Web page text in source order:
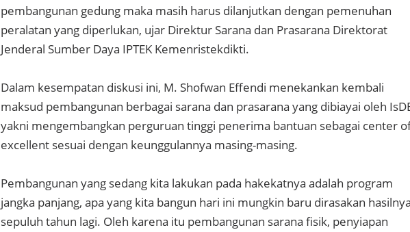
pembangunan gedung maka masih harus dilanjutkan dengan pemenuhan
peralatan yang diperlukan, ujar Direktur Sarana dan Prasarana Direktorat
Jenderal Sumber Daya IPTEK Kemenristekdikti.
Dalam kesempatan diskusi ini, M. Shofwan Effendi menekankan kembali
maksud pembangunan berbagai sarana dan prasarana yang dibiayai oleh
yakni mengembangkan perguruan tinggi penerima bantuan sebagai center
excellent sesuai dengan keunggulannya masing-masing.
Pembangunan yang sedang kita lakukan pada hakekatnya adalah program
jangka panjang, apa yang kita bangun hari ini mungkin baru dirasakan
sepuluh tahun lagi. Oleh karena itu pembangunan sarana fisik, penyiapan